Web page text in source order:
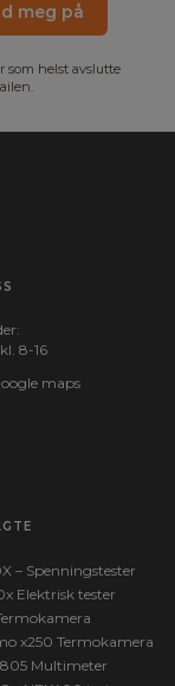
meg på
som helst avslutte
8-16
maps
– Spenningstester
Elektrisk tester
x250 Termokamera
Multimeter